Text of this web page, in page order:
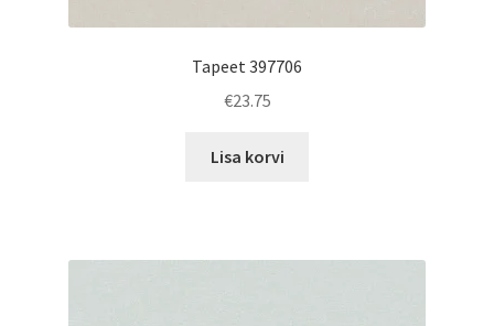
Tapeet 397706
€23.75
Lisa korvi